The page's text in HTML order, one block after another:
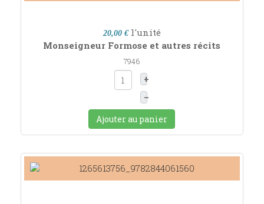
20,00 € l'unité
Monseigneur Formose et autres récits
7946
+
–
Ajouter au panier